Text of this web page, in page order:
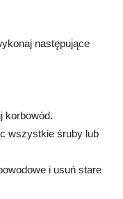
następujące
korbowód.
wszystkie śruby lub
i usuń stare